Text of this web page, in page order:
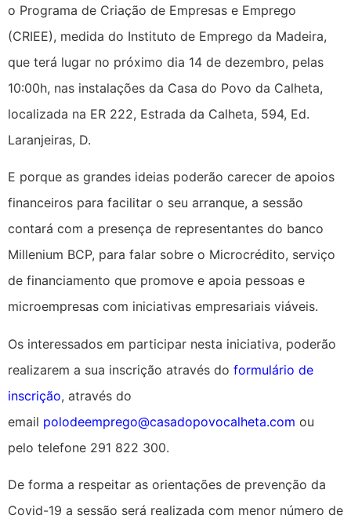
o Programa de Criação de Empresas e Emprego
(CRIEE), medida do Instituto de Emprego da Madeira,
que terá lugar no próximo dia 14 de dezembro, pelas
10:00h, nas instalações da Casa do Povo da Calheta,
localizada na ER 222, Estrada da Calheta, 594, Ed.
Laranjeiras, D.
E porque as grandes ideias poderão carecer de apoios
financeiros para facilitar o seu arranque, a sessão
contará com a presença de representantes do banco
Millenium BCP, para falar sobre o Microcrédito, serviço
de financiamento que promove e apoia pessoas e
microempresas com iniciativas empresariais viáveis.
Os interessados em participar nesta iniciativa, poderão
realizarem a sua inscrição através do formulário de
inscrição, através do
email polodeemprego@casadopovocalheta.com ou
pelo telefone 291 822 300.
De forma a respeitar as orientações de prevenção da
Covid-19 a sessão será realizada com menor número de